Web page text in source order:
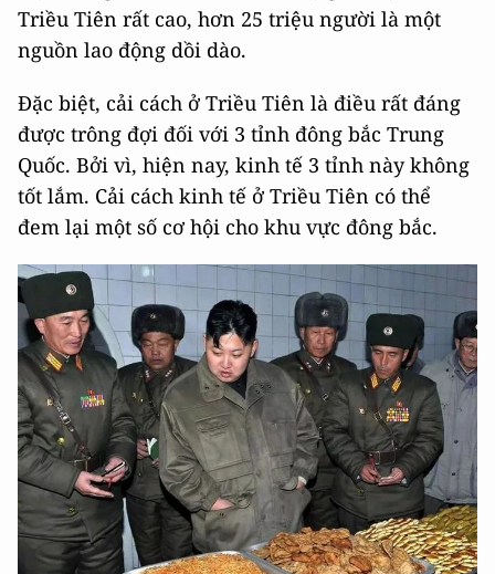
Triều Tiên rất cao, hơn 25 triệu người là một
nguồn lao động dồi dào.
Đặc biệt, cải cách ở Triều Tiên là điều rất đáng
được trông đợi đối với 3 tỉnh đông bắc Trung
Quốc. Bởi vì, hiện nay, kinh tế 3 tỉnh này không
tốt lắm. Cải cách kinh tế ở Triều Tiên có thể
đem lại một số cơ hội cho khu vực đông bắc.